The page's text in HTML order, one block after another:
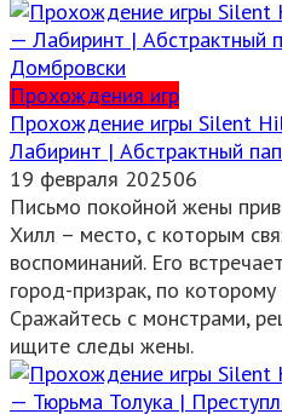
Прохождения игр
Прохождение игры Silent
Лабиринт | Абстрактный
19 февраля 202506
Письмо покойной жены
Хилл – место, с которым
воспоминаний. Его
город-призрак, по
Сражайтесь с монстрами,
ищите следы жены.